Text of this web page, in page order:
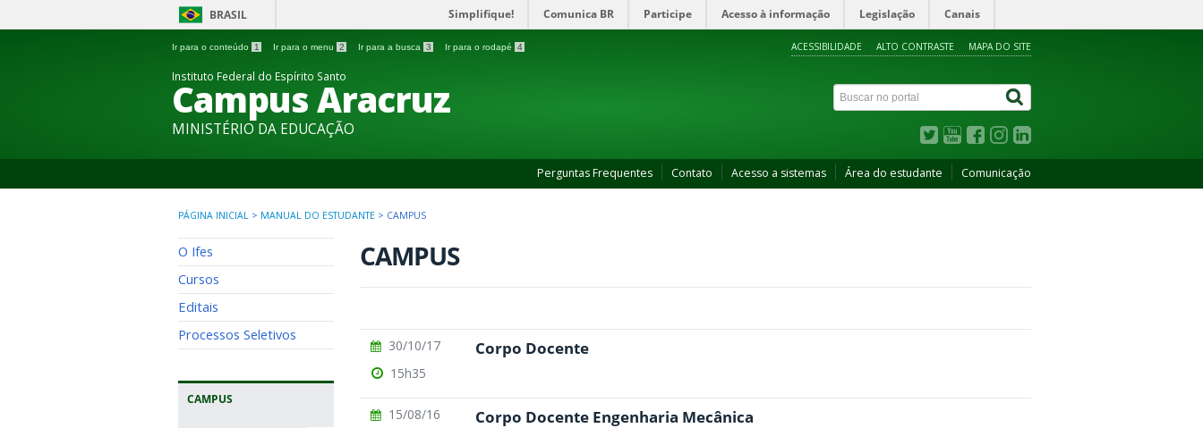
BRASIL Simplifique! Comunica BR Participe Acesso à informação Legislação Canais
Ir para o conteúdo 1 Ir para o menu 2 Ir para a busca 3 Ir para o rodapé 4 ACESSIBILIDADE ALTO CONTRASTE MAPA DO SITE
Instituto Federal do Espírito Santo
Campus Aracruz
MINISTÉRIO DA EDUCAÇÃO
Perguntas Frequentes Contato Acesso a sistemas Área do estudante Comunicação
PÁGINA INICIAL > MANUAL DO ESTUDANTE > CAMPUS
O Ifes
Cursos
Editais
Processos Seletivos
CAMPUS
CAMPUS
Corpo Docente
30/10/17
15h35
Corpo Docente Engenharia Mecânica
15/08/16